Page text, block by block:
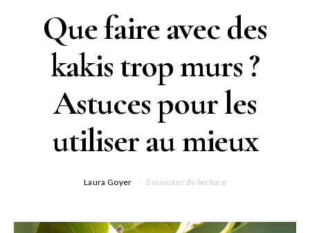
Que faire avec des
kakis trop murs ?
Astuces pour les
utiliser au mieux
Laura Goyer 3 minutes de lecture